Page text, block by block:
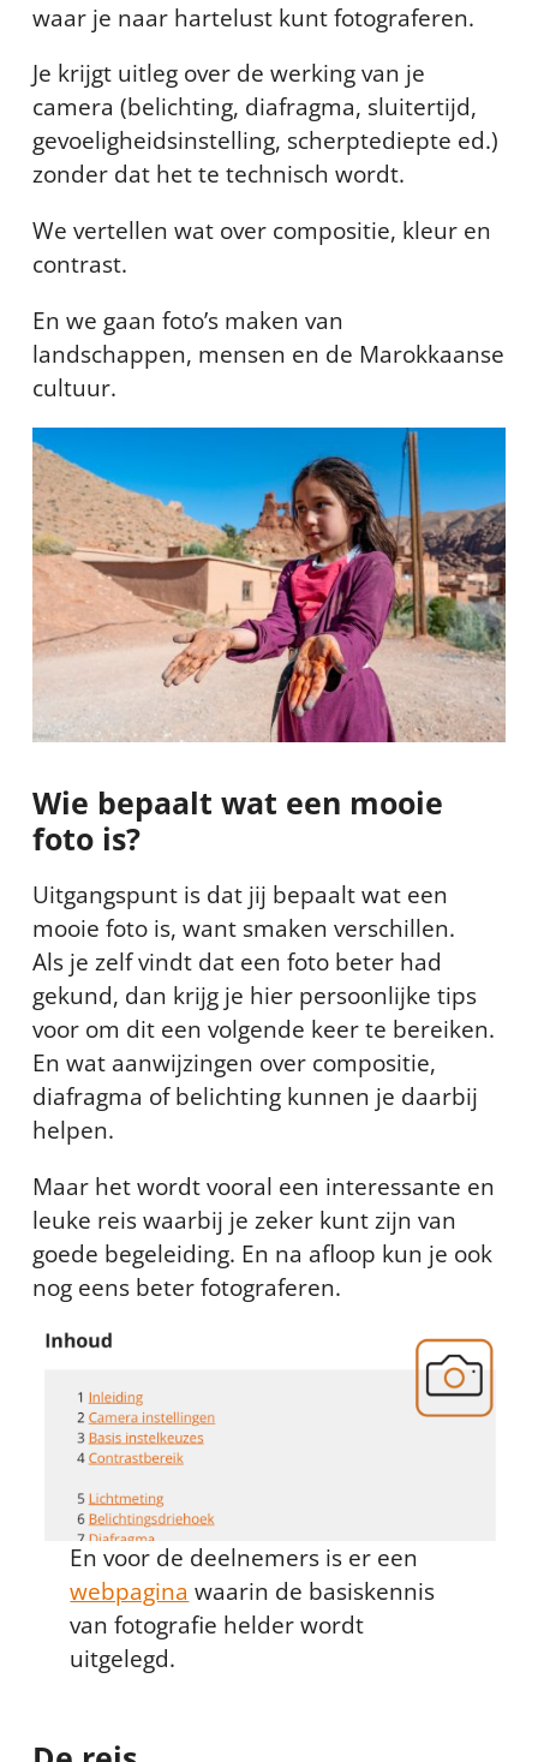
waar je naar hartelust kunt fotograferen.
Je krijgt uitleg over de werking van je
camera (belichting, diafragma, sluitertijd,
gevoeligheidsinstelling, scherptediepte ed.)
zonder dat het te technisch wordt.
We vertellen wat over compositie, kleur en
contrast.
En we gaan foto’s maken van
landschappen, mensen en de Marokkaanse
cultuur.
Wie bepaalt wat een mooie
foto is?
Uitgangspunt is dat jij bepaalt wat een
mooie foto is, want smaken verschillen.
Als je zelf vindt dat een foto beter had
gekund, dan krijg je hier persoonlijke tips
voor om dit een volgende keer te bereiken.
En wat aanwijzingen over compositie,
diafragma of belichting kunnen je daarbij
helpen.
Maar het wordt vooral een interessante en
leuke reis waarbij je zeker kunt zijn van
goede begeleiding. En na afloop kun je ook
nog eens beter fotograferen.
En voor de deelnemers is er een
webpagina waarin de basiskennis
van fotografie helder wordt
uitgelegd.